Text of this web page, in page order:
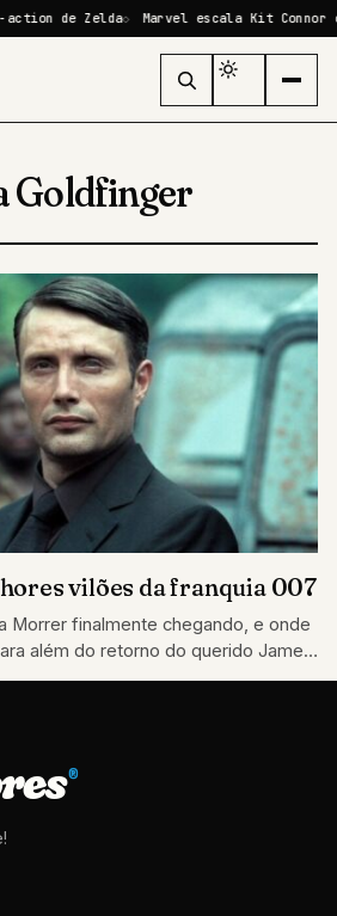
de Zelda Marvel escala Kit Connor
Goldfinger
vilões da franquia 007
Morrer finalmente chegando, e onde
além do retorno do querido James
®